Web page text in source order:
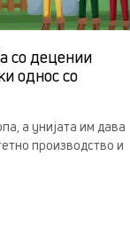
со децении
однос со
а унијата им дава
производство и